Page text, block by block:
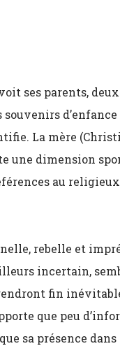
ses parents,
d’enfance
La mère
une dimension
au
rebelle et
incertain,
fin
que peu
sa présence